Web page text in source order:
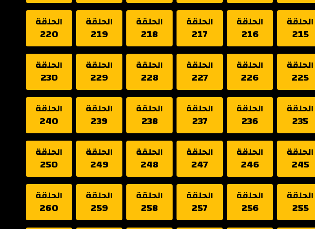
الحلقة
215
الحلقة
216
الحلقة
217
الحلقة
218
الحلقة
219
الحلقة
220
الحلقة
225
الحلقة
226
الحلقة
227
الحلقة
228
الحلقة
229
الحلقة
230
الحلقة
235
الحلقة
236
الحلقة
237
الحلقة
238
الحلقة
239
الحلقة
240
الحلقة
245
الحلقة
246
الحلقة
247
الحلقة
248
الحلقة
249
الحلقة
250
الحلقة
255
الحلقة
256
الحلقة
257
الحلقة
258
الحلقة
259
الحلقة
260